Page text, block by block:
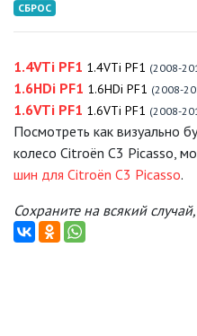
СБРОС
1.4VTi PF1 1.4VTi PF1 (2008-
1.6HDi PF1 1.6HDi PF1 (2008-
1.6VTi PF1 1.6VTi PF1 (2008-
Посмотреть как визуально
колесо Citroën C3 Picasso,
шин для Citroën C3 Picasso.
Сохраните на всякий